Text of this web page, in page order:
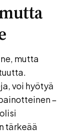
mutta
voi hyötyä
–
tärkeää